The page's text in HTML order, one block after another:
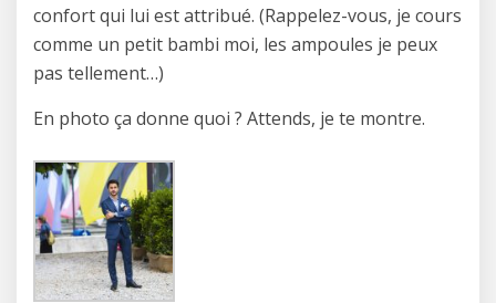
confort qui lui est attribué. (Rappelez-vous, je cours
comme un petit bambi moi, les ampoules je peux
pas tellement…)
En photo ça donne quoi ? Attends, je te montre.